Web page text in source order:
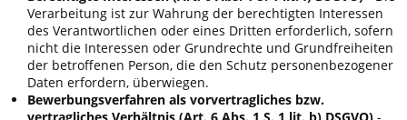
Verarbeitung ist zur Wahrung der berechtigten Interessen
des Verantwortlichen oder eines Dritten erforderlich, sofern
nicht die Interessen oder Grundrechte und Grundfreiheiten
der betroffenen Person, die den Schutz personenbezogener
Daten erfordern, überwiegen.
Bewerbungsverfahren als vorvertragliches bzw.